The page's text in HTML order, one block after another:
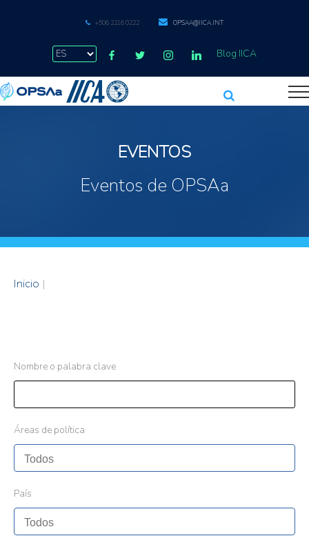
+506 2216 0222 OPSAA@IICA.INT
Blog IICA
EVENTOS
Eventos de OPSAa
Inicio |
Nombre o palabra clave
Áreas de política
País